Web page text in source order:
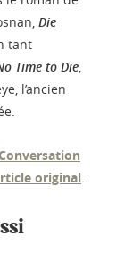
Die
tant
Time to Die,
l’ancien
original.